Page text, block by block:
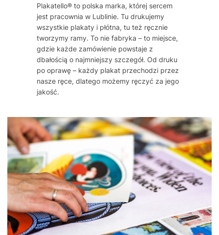
Plakatello® to polska marka, której sercem
jest pracownia w Lublinie. Tu drukujemy
wszystkie plakaty i płótna, tu też ręcznie
tworzymy ramy. To nie fabryka – to miejsce,
gdzie każde zamówienie powstaje z
dbałością o najmniejszy szczegół. Od druku
po oprawę – każdy plakat przechodzi przez
nasze ręce, dlatego możemy ręczyć za jego
jakość.